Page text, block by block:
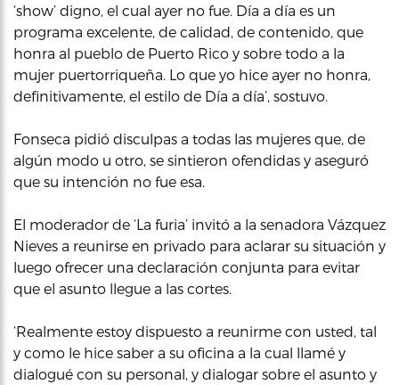
‘show’ digno, el cual ayer no fue. Día a día es un
programa excelente, de calidad, de contenido, que
honra al pueblo de Puerto Rico y sobre todo a la
mujer puertorriqueña. Lo que yo hice ayer no honra,
definitivamente, el estilo de Día a día’, sostuvo.
Fonseca pidió disculpas a todas las mujeres que, de
algún modo u otro, se sintieron ofendidas y aseguró
que su intención no fue esa.
El moderador de ‘La furia’ invitó a la senadora Vázquez
Nieves a reunirse en privado para aclarar su situación y
luego ofrecer una declaración conjunta para evitar
que el asunto llegue a las cortes.
‘Realmente estoy dispuesto a reunirme con usted, tal
y como le hice saber a su oficina a la cual llamé y
dialogué con su personal, y dialogar sobre el asunto y